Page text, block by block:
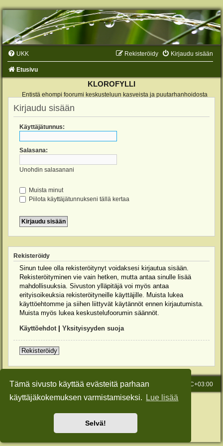
Tämä sivusto käyttää evästeitä parhaan
käyttäjäkokemuksen varmistamiseksi.
Lue lisää
Selvä!
UKK Kirjaudu sisään
Rekisteröidy
Etusivu
KLOROFYLLI
Entistä ehompi foorumi keskusteluun kasveista ja puutarhanhoidosta
Kirjaudu sisään
Käyttäjätunnus:
Salasana:
Unohdin salasanani
Muista minut
Piilota käyttäjätunnukseni tällä kertaa
Rekisteröidy
Sinun tulee olla rekisteröitynyt voidaksesi kirjautua sisään.
Rekisteröityminen vie vain hetken, mutta antaa sinulle lisää
mahdollisuuksia. Sivuston ylläpitäjä voi myös antaa
erityisoikeuksia rekisteröityneille käyttäjille. Muista lukea
käyttöehtomme ja siihen liittyvät käytännöt ennen kirjautumista.
Muista myös lukea keskustelufoorumin säännöt.
Käyttöehdot| Yksityisyyden suoja
Rekisteröidy
Etusivu Kaikki ajat ovat UTC+03:00
Viesti Ylläpidolle
Keskustelufoorumin ohjelmistophpBB® Forum Software © phpBB Limited